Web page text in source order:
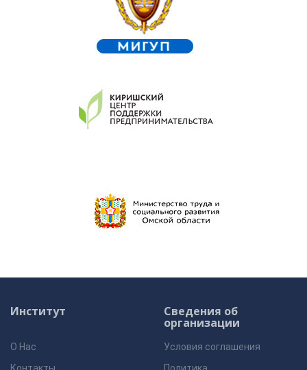
Институт
О Нас
Сведения об
организации
Условия соглашения